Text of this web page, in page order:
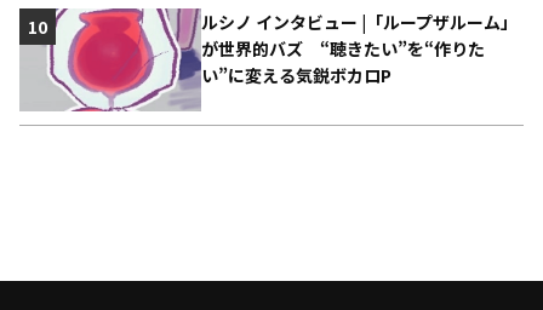
ルシノ インタビュー |「ループザルーム」
が世界的バズ “聴きたい”を“作りた
い”に変える気鋭ボカロP
10